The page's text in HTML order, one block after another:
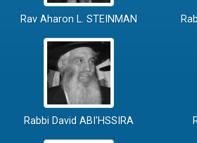
Rav Aharon L. STEINMAN
Rabbi David ABI'HSSIRA